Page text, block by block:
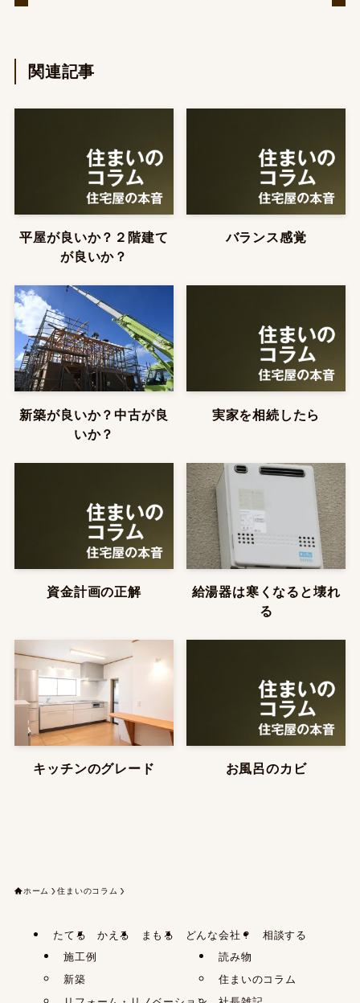
関連記事
平屋が良いか？２階建て
が良いか？
バランス感覚
新築が良いか？中古が良
いか？
実家を相続したら
資金計画の正解
給湯器は寒くなると壊れ
る
キッチンのグレード お風呂のカビ
ホーム 住まいのコラム
たてる かえる まもる どんな会社？
相談する
施工例
新築
読み物
住まいのコラム